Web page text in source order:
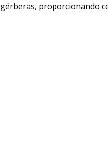
proporcionando